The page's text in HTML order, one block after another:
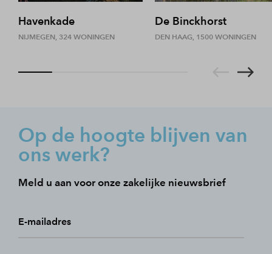
Havenkade
NIJMEGEN, 324 WONINGEN
De Binckhorst
DEN HAAG, 1500 WONINGEN
Op de hoogte blijven van
ons werk?
Meld u aan voor onze zakelijke nieuwsbrief
E-mailadres